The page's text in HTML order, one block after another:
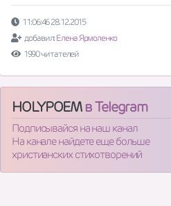
11:06:46 28.12.2015
добавил: Елена Ярмоленко
1990 читателей
HOLYPOEMв Telegram
Подписывайся на наш канал
На канале найдете еще больше
христианских стихотворений